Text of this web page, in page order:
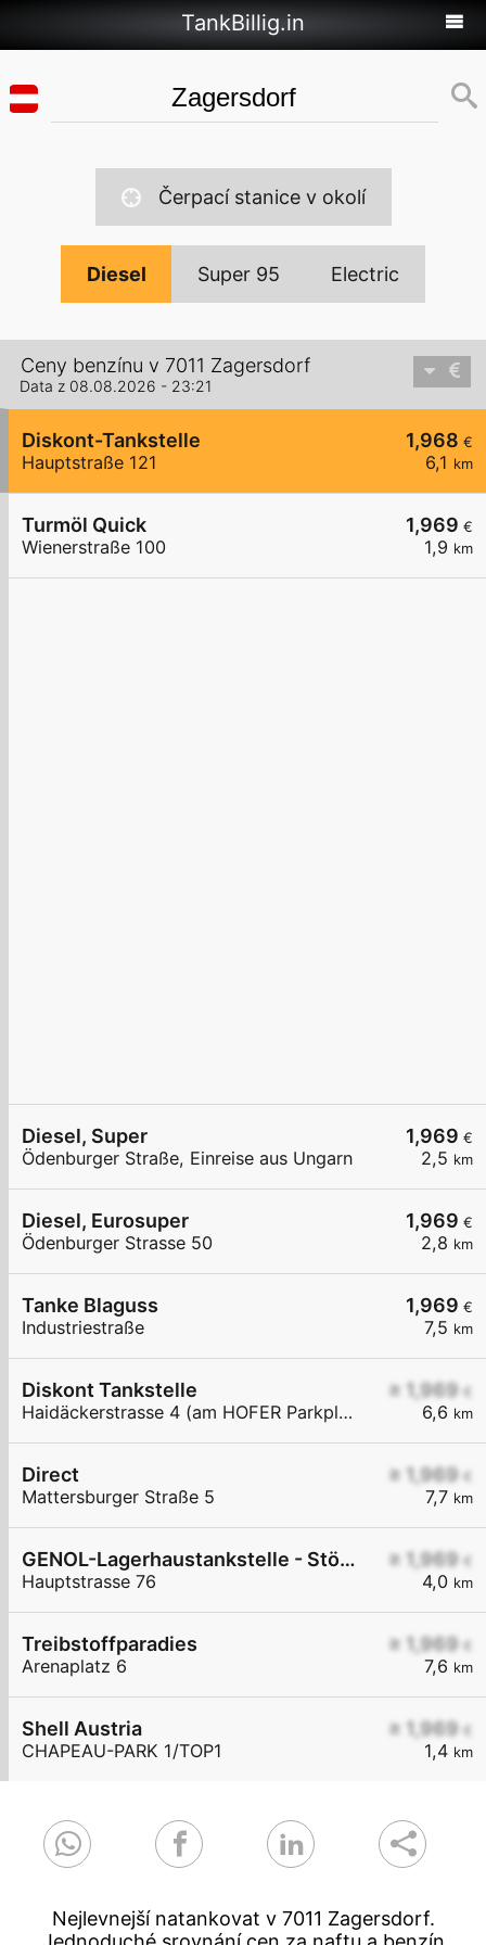
TankBillig.in
Čerpací stanice v okolí
Diesel Super 95 Electric
Ceny benzínu v 7011 Zagersdorf
Data z 08.08.2026 - 23:21
1,968 €
6,1 km
Diskont-Tankstelle
Hauptstraße 121
1,969 €
1,9 km
Turmöl Quick
Wienerstraße 100
1,969 €
2,5 km
Diesel, Super
Ödenburger Straße, Einreise aus Ungarn
1,969 €
2,8 km
Diesel, Eurosuper
Ödenburger Strasse 50
1,969 €
7,5 km
Tanke Blaguss
Industriestraße
≥ 1,969 €
6,6 km
Diskont Tankstelle
Haidäckerstrasse 4 (am HOFER Parkplatz)
≥ 1,969 €
7,7 km
Direct
Mattersburger Straße 5
≥ 1,969 €
4,0 km
GENOL-Lagerhaustankstelle - Stöttera
Hauptstrasse 76
≥ 1,969 €
7,6 km
Treibstoffparadies
Arenaplatz 6
≥ 1,969 €
1,4 km
Shell Austria
CHAPEAU-PARK 1/TOP1
Nejlevnejší natankovat v 7011 Zagersdorf.